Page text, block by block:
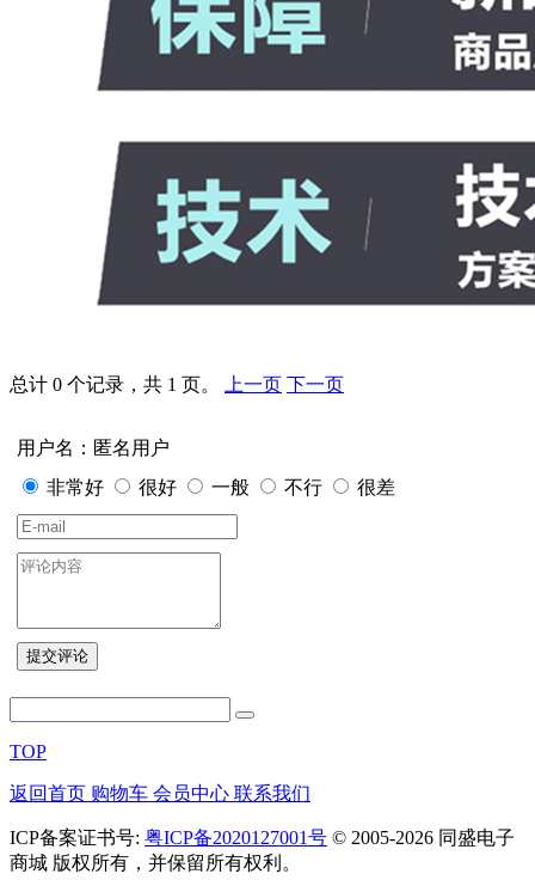
总计 0 个记录，共 1 页。 上一页 下一页
用户名：匿名用户
非常好
很好 一般 不行 很差
TOP
返回首页 购物车 会员中心 联系我们
ICP备案证书号: 粤ICP备2020127001号 © 2005-2026 同盛电子
商城 版权所有，并保留所有权利。